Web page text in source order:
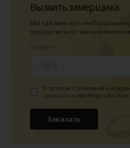
Вызвать замерщика
Мы сделаем все необходимые
определиться с механизмом и
Я согласен с политикой
согласие на обработку моих
Заказать